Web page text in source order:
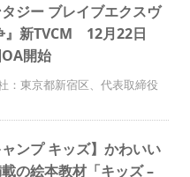
ジー ブレイブエクスヴ
』新TVCM 12月22日
OA開始
：東京都新宿区、代表取締役
ャンプ キッズ】かわいい
の絵本教材「キッズ –